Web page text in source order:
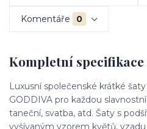
Komentáře 0
Kompletní specifikace
Luxusní společenské krátké
GODDIVA pro každou
taneční, svatba, atd. Šaty s